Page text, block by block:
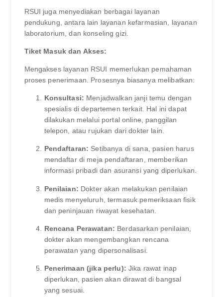
RSUI juga menyediakan berbagai layanan
pendukung, antara lain layanan kefarmasian, layanan
laboratorium, dan konseling gizi.
Tiket Masuk dan Akses:
Mengakses layanan RSUI memerlukan pemahaman
proses penerimaan. Prosesnya biasanya melibatkan:
Konsultasi: Menjadwalkan janji temu dengan
spesialis di departemen terkait. Hal ini dapat
dilakukan melalui portal online, panggilan
telepon, atau rujukan dari dokter lain.
Pendaftaran: Setibanya di sana, pasien harus
mendaftar di meja pendaftaran, memberikan
informasi pribadi dan asuransi yang diperlukan.
Penilaian: Dokter akan melakukan penilaian
medis menyeluruh, termasuk pemeriksaan fisik
dan peninjauan riwayat kesehatan.
Rencana Perawatan: Berdasarkan penilaian,
dokter akan mengembangkan rencana
perawatan yang dipersonalisasi.
Penerimaan (jika perlu): Jika rawat inap
diperlukan, pasien akan dirawat di bangsal
yang sesuai.